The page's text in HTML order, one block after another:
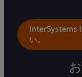
InterSystems
い。